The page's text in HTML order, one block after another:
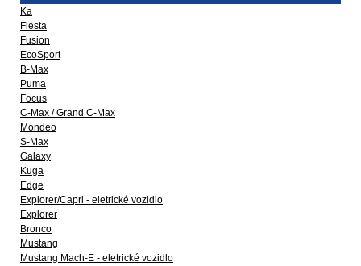
Ka
Fiesta
Fusion
EcoSport
B-Max
Puma
Focus
C-Max / Grand C-Max
Mondeo
S-Max
Galaxy
Kuga
Edge
Explorer/Capri - eletrické vozidlo
Explorer
Bronco
Mustang
Mustang Mach-E - eletrické vozidlo